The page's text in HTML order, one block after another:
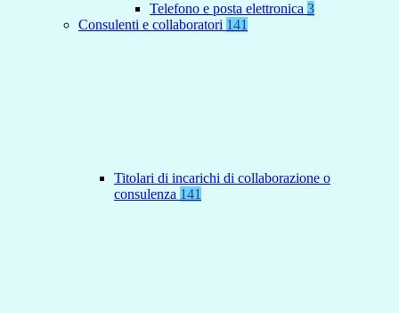
Telefono e posta elettronica 3
Consulenti e collaboratori 141
Titolari di incarichi di collaborazione o
consulenza 141